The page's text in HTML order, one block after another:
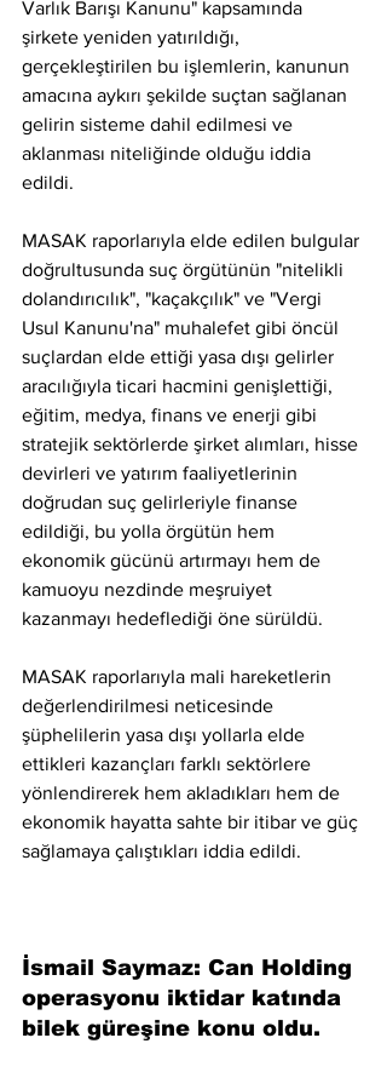
Varlık Barışı Kanunu" kapsamında
şirkete yeniden yatırıldığı,
gerçekleştirilen bu işlemlerin, kanunun
amacına aykırı şekilde suçtan sağlanan
gelirin sisteme dahil edilmesi ve
aklanması niteliğinde olduğu iddia
edildi.
MASAK raporlarıyla elde edilen bulgular
doğrultusunda suç örgütünün "nitelikli
dolandırıcılık", "kaçakçılık" ve "Vergi
Usul Kanunu'na" muhalefet gibi öncül
suçlardan elde ettiği yasa dışı gelirler
aracılığıyla ticari hacmini genişlettiği,
eğitim, medya, finans ve enerji gibi
stratejik sektörlerde şirket alımları, hisse
devirleri ve yatırım faaliyetlerinin
doğrudan suç gelirleriyle finanse
edildiği, bu yolla örgütün hem
ekonomik gücünü artırmayı hem de
kamuoyu nezdinde meşruiyet
kazanmayı hedeflediği öne sürüldü.
MASAK raporlarıyla mali hareketlerin
değerlendirilmesi neticesinde
şüphelilerin yasa dışı yollarla elde
ettikleri kazançları farklı sektörlere
yönlendirerek hem akladıkları hem de
ekonomik hayatta sahte bir itibar ve güç
sağlamaya çalıştıkları iddia edildi.
İsmail Saymaz: Can Holding
operasyonu iktidar katında
bilek güreşine konu oldu.